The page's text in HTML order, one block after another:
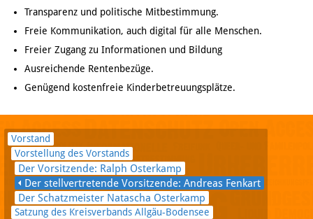
Transparenz und politische Mitbestimmung.
Freie Kommunikation, auch digital für alle Menschen.
Freier Zugang zu Informationen und Bildung
Ausreichende Rentenbezüge.
Genügend kostenfreie Kinderbetreuungsplätze.
Vorstand
Vorstellung des Vorstands
Der Vorsitzende: Ralph Osterkamp
Der stellvertretende Vorsitzende: Andreas Fenkart
Der Schatzmeister Natascha Osterkamp
Satzung des Kreisverbands Allgäu-Bodensee